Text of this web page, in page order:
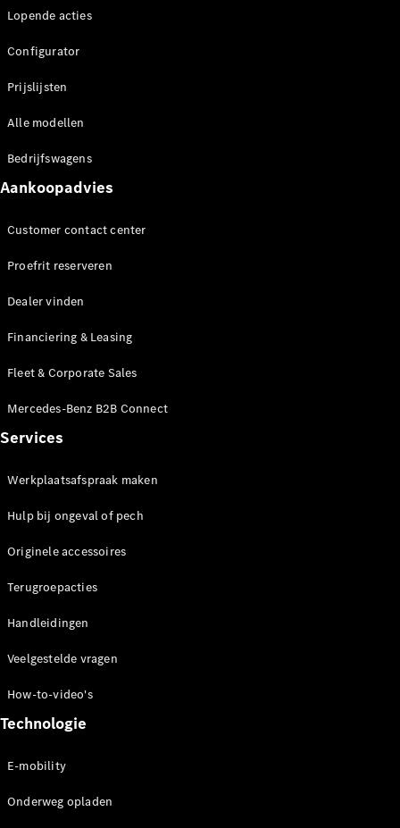
opnemen
Benz
Mercedes-
Mercedes-
Seizoensspecials
Technologie
en
Autonoom
Rijassistentiesystemen
MBUX
Over-the-
Design en
cars
mobiliteit
Duurzaamheid
Mercedes-
Benz
Nederland
Lopende acties
Configurator
Prijslijsten
Alle modellen
Bedrijfswagens
Aankoopadvies
Customer contact center
Proefrit reserveren
Dealer vinden
Financiering & Leasing
Fleet & Corporate Sales
Mercedes-Benz B2B Connect
Services
Werkplaatsafspraak maken
Hulp bij ongeval of pech
Originele accessoires
Terugroepacties
Handleidingen
Veelgestelde vragen
How-to-video's
Technologie
E-mobility
Onderweg opladen